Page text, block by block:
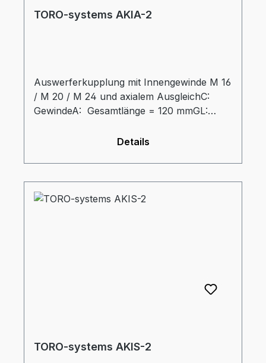
TORO-systems AKIA-2
Auswerferkupplung mit Innengewinde M 16
/ M 20 / M 24 und axialem AusgleichC:
GewindeA: Gesamtlänge = 120 mmGL:
Gewindehülse = 30 mmD:
Durchmesser Auswerferzapfen = 32 mmtz:
Eintauchtiefe Zapfen = 34 mm
Details
TORO-systems AKIS-2